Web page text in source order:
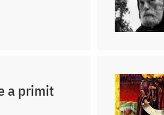
a primit